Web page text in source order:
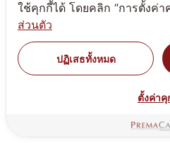
หมวดหมู่ผลิตภัณฑ์ (เครื่องสำอาง)
สูตรรับผลิตครีมนวดตัว สครับผิ
ใช้คุกกี้ได้ โดยคลิก “การตั้งค่า
ส่วนตัว
ปฏิเสธทั้งหมด
ตั้งค่าคุ